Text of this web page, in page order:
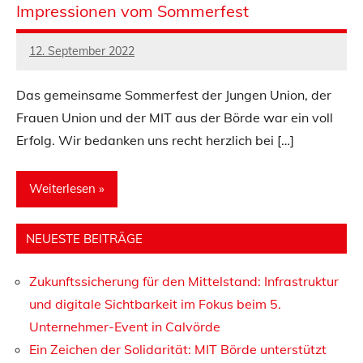
Impressionen vom Sommerfest
12. September 2022
admin
Das gemeinsame Sommerfest der Jungen Union, der
Frauen Union und der MIT aus der Börde war ein voll
Erfolg. Wir bedanken uns recht herzlich bei […]
Weiterlesen
Uncategorized
NEUESTE BEITRÄGE
Zukunftssicherung für den Mittelstand: Infrastruktur
und digitale Sichtbarkeit im Fokus beim 5.
Unternehmer-Event in Calvörde
Ein Zeichen der Solidarität: MIT Börde unterstützt